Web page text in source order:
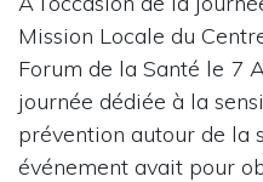
Mission Locale du
Forum de la Santé le 7
journée dédiée à la
prévention autour de la
événement avait pour